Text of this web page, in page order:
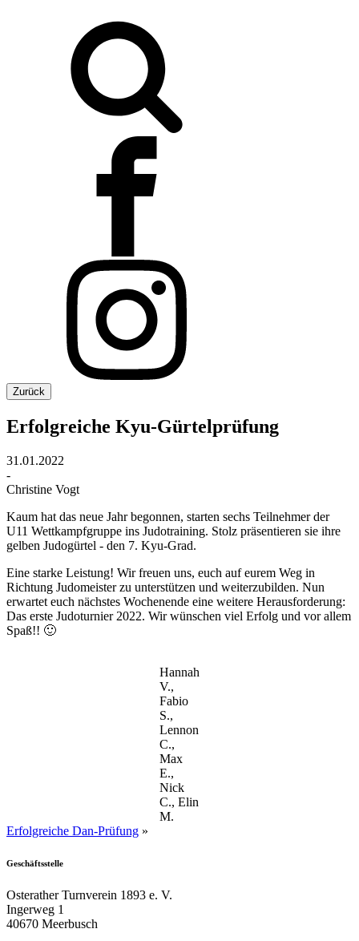
Zurück
Erfolgreiche Kyu-Gürtelprüfung
31.01.2022
-
Christine Vogt
Kaum hat das neue Jahr begonnen, starten sechs Teilnehmer der
U11 Wettkampfgruppe ins Judotraining. Stolz präsentieren sie ihre
gelben Judogürtel - den 7. Kyu-Grad.
Eine starke Leistung! Wir freuen uns, euch auf eurem Weg in
Richtung Judomeister zu unterstützen und weiterzubilden. Nun
erwartet euch nächstes Wochenende eine weitere Herausforderung:
Das erste Judoturnier 2022. Wir wünschen viel Erfolg und vor allem
Spaß!! 🙂
Hannah
V.,
Fabio
S.,
Lennon
C.,
Max
E.,
Nick
C., Elin
M.
Erfolgreiche Dan-Prüfung »
Geschäftsstelle
Osterather Turnverein 1893 e. V.
Ingerweg 1
40670 Meerbusch